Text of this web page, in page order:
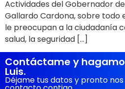
Actividades del Gobernador
Gallardo Cardona, sobre todo
le preocupan a la ciudadanía
salud, la seguridad […]
Contáctame y
Luis.
Déjame tus datos y pronto